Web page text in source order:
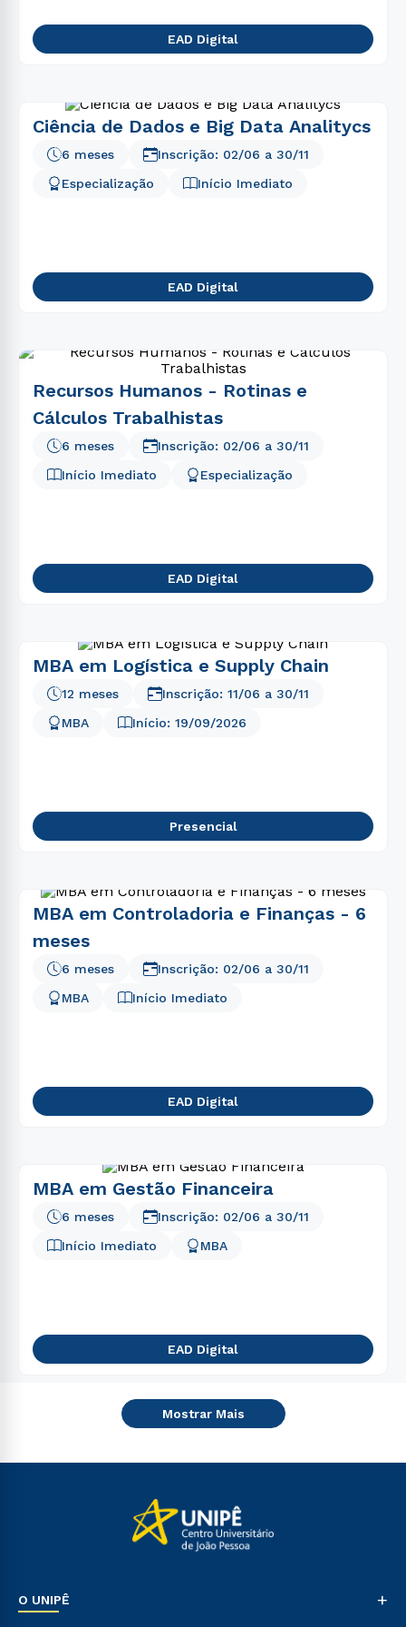
EAD Digital
Ciência de Dados e Big Data Analitycs
Especialização
6 meses
Início Imediato
Inscrição: 02/06 a 30/11
EAD Digital
Recursos Humanos - Rotinas e
Cálculos Trabalhistas
Início Imediato
6 meses
Especialização
Inscrição: 02/06 a 30/11
EAD Digital
MBA em Logística e Supply Chain
MBA
12 meses
Início: 19/09/2026
Inscrição: 11/06 a 30/11
Presencial
MBA em Controladoria e Finanças - 6
meses
MBA Início Imediato
6 meses Inscrição: 02/06 a 30/11
EAD Digital
MBA em Gestão Financeira
Início Imediato MBA
6 meses Inscrição: 02/06 a 30/11
EAD Digital
Mostrar Mais
O UNIPÊ +